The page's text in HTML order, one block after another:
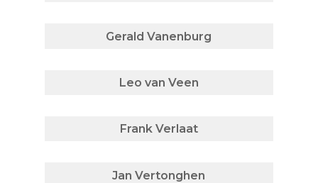
Gerald Vanenburg
Leo van Veen
Frank Verlaat
Jan Vertonghen